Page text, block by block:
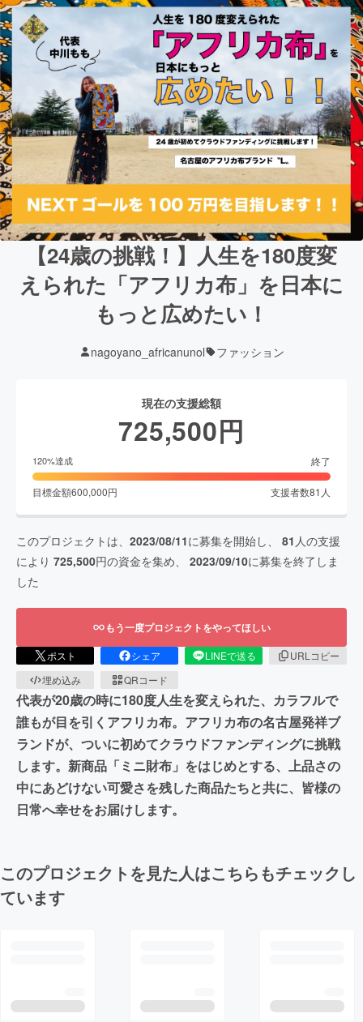
【24歳の挑戦！】人生を180度変
えられた「アフリカ布」を日本に
もっと広めたい！
nagoyano_africanunol ファッション
現在の支援総額
725,500円
120%達成 終了
目標金額600,000円 支援者数81 人
このプロジェクトは、 2023/08/11に募集を開始し、 81 人の支援
により 725,500円の資金を集め、 2023/09/10に募集を終了しま
した
もう一度プロジェクトをやってほしい
ポスト シェア LINEで送る
URLコピー
埋め込み
QRコード
代表が20歳の時に180度人生を変えられた、カラフルで
誰もが目を引くアフリカ布。アフリカ布の名古屋発祥ブ
ランドが、ついに初めてクラウドファンディングに挑戦
します。新商品「ミニ財布」をはじめとする、上品さの
中にあどけない可愛さを残した商品たちと共に、皆様の
日常へ幸せをお届けします。
このプロジェクトを見た人はこちらもチェックし
ています